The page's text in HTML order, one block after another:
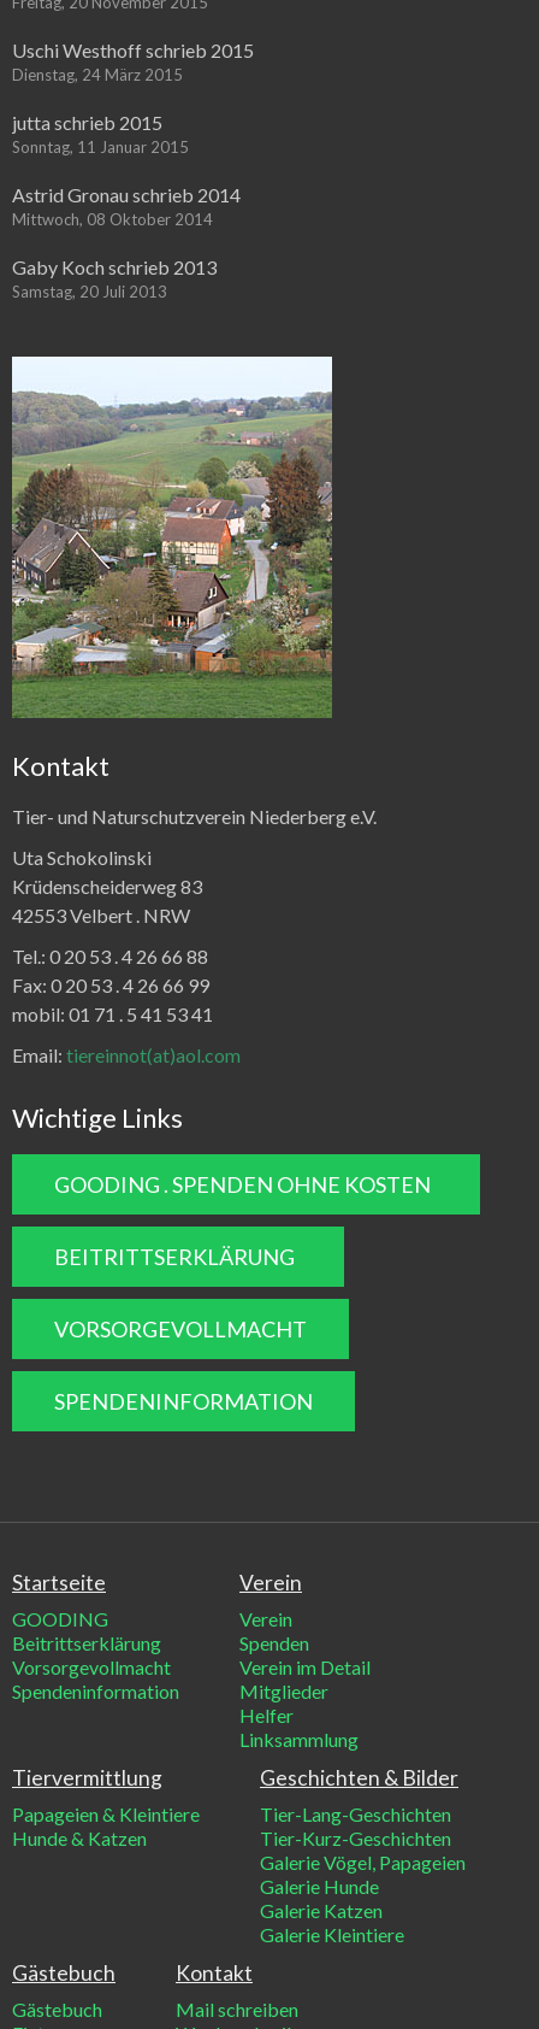
Uschi Westhoff schrieb 2015
Dienstag, 24 März 2015
jutta schrieb 2015
Sonntag, 11 Januar 2015
Astrid Gronau schrieb 2014
Mittwoch, 08 Oktober 2014
Gaby Koch schrieb 2013
Samstag, 20 Juli 2013
Kontakt
Tier- und Naturschutzverein Niederberg e.V.
Uta Schokolinski
Krüdenscheiderweg 83
42553 Velbert . NRW
Tel.: 0 20 53 . 4 26 66 88
Fax: 0 20 53 . 4 26 66 99
mobil: 01 71 . 5 41 53 41
Email: tiereinnot(at)aol.com
Wichtige Links
GOODING . SPENDEN OHNE KOSTEN
BEITRITTSERKLÄRUNG
VORSORGEVOLLMACHT
SPENDENINFORMATION
Startseite
GOODING
Beitrittserklärung
Vorsorgevollmacht
Spendeninformation
Verein
Verein
Spenden
Verein im Detail
Mitglieder
Helfer
Linksammlung
Tiervermittlung
Papageien & Kleintiere
Hunde & Katzen
Geschichten & Bilder
Tier-Lang-Geschichten
Tier-Kurz-Geschichten
Galerie Vögel, Papageien
Galerie Hunde
Galerie Katzen
Galerie Kleintiere
Gästebuch
Gästebuch
Kontakt
Mail schreiben